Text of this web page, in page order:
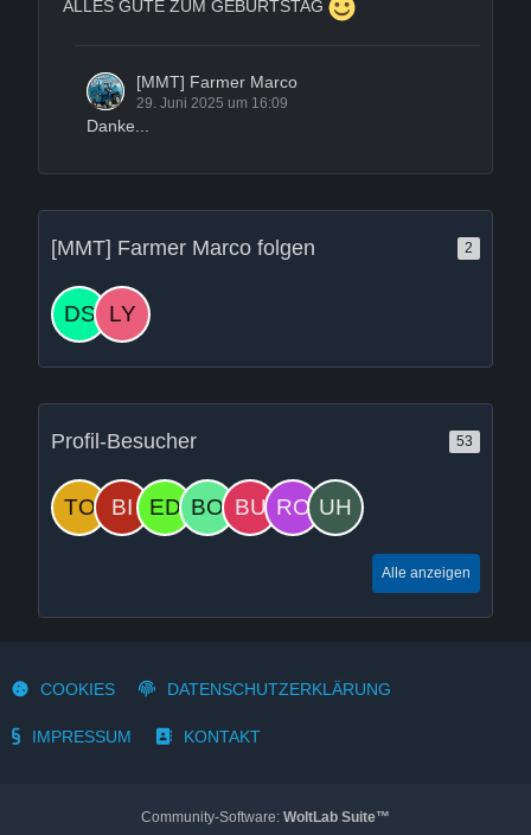
ALLES GUTE ZUM GEBURTSTAG
[MMT] Farmer Marco
29. Juni 2025 um 16:09
Danke...
[MMT] Farmer Marco folgen 2
Profil-Besucher 53
Alle anzeigen
COOKIES DATENSCHUTZERKLÄRUNG
IMPRESSUM KONTAKT
Community-Software: WoltLab Suite™